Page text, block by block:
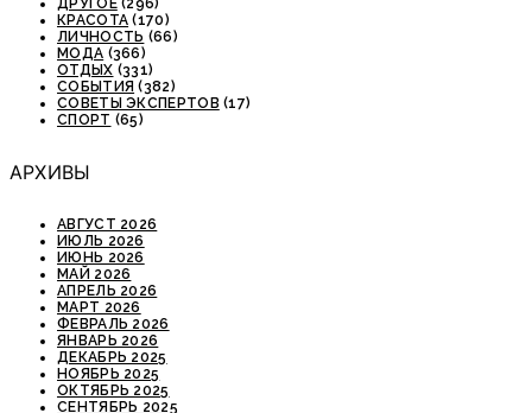
ДРУГОЕ(296)
КРАСОТА (170)
ЛИЧНОСТЬ (66)
МОДА (366)
ОТДЫХ (331)
СОБЫТИЯ (382)
СОВЕТЫ ЭКСПЕРТОВ (17)
СПОРТ (65)
АРХИВЫ
АВГУСТ 2026
ИЮЛЬ 2026
ИЮНЬ 2026
МАЙ 2026
АПРЕЛЬ 2026
МАРТ 2026
ФЕВРАЛЬ 2026
ЯНВАРЬ 2026
ДЕКАБРЬ 2025
НОЯБРЬ 2025
ОКТЯБРЬ 2025
СЕНТЯБРЬ 2025